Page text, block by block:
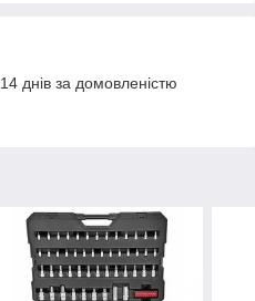
днів за домовленістю